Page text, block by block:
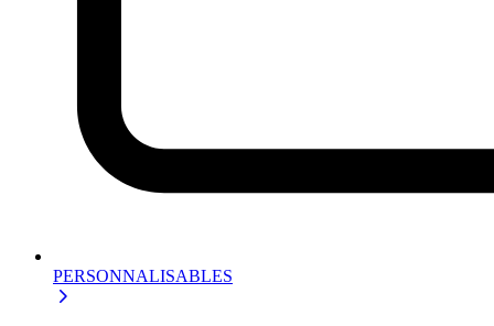
PERSONNALISABLES